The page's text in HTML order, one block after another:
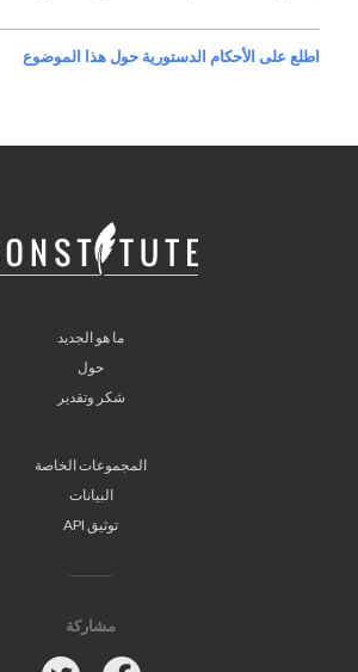
اطلع على الأحكام الدستورية حول هذا الموضوع
ما هو الجديد
حول
شكر وتقدير
المجموعات الخاصة
البيانات
توثيق API
مشاركة